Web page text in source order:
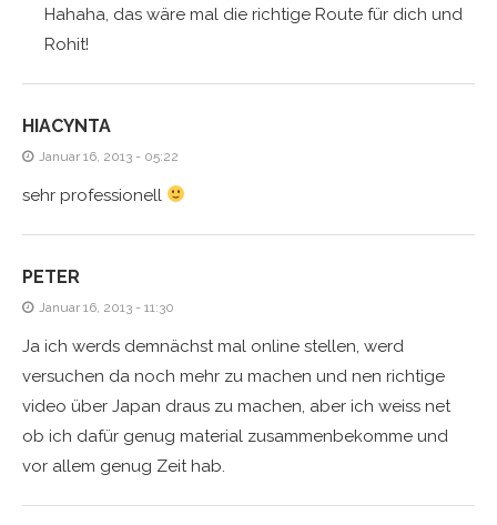
Hahaha, das wäre mal die richtige Route für dich und
Rohit!
HIACYNTA
Januar 16, 2013 - 05:22
sehr professionell
PETER
Januar 16, 2013 - 11:30
Ja ich werds demnächst mal online stellen, werd
versuchen da noch mehr zu machen und nen richtige
video über Japan draus zu machen, aber ich weiss net
ob ich dafür genug material zusammenbekomme und
vor allem genug Zeit hab.